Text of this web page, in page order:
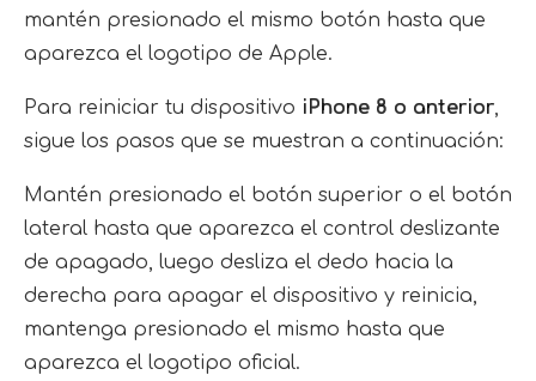
mantén presionado el mismo botón hasta que
aparezca el logotipo de Apple.
Para reiniciar tu dispositivo iPhone 8 o anterior,
sigue los pasos que se muestran a continuación:
Mantén presionado el botón superior o el botón
lateral hasta que aparezca el control deslizante
de apagado, luego desliza el dedo hacia la
derecha para apagar el dispositivo y reinicia,
mantenga presionado el mismo hasta que
aparezca el logotipo oficial.